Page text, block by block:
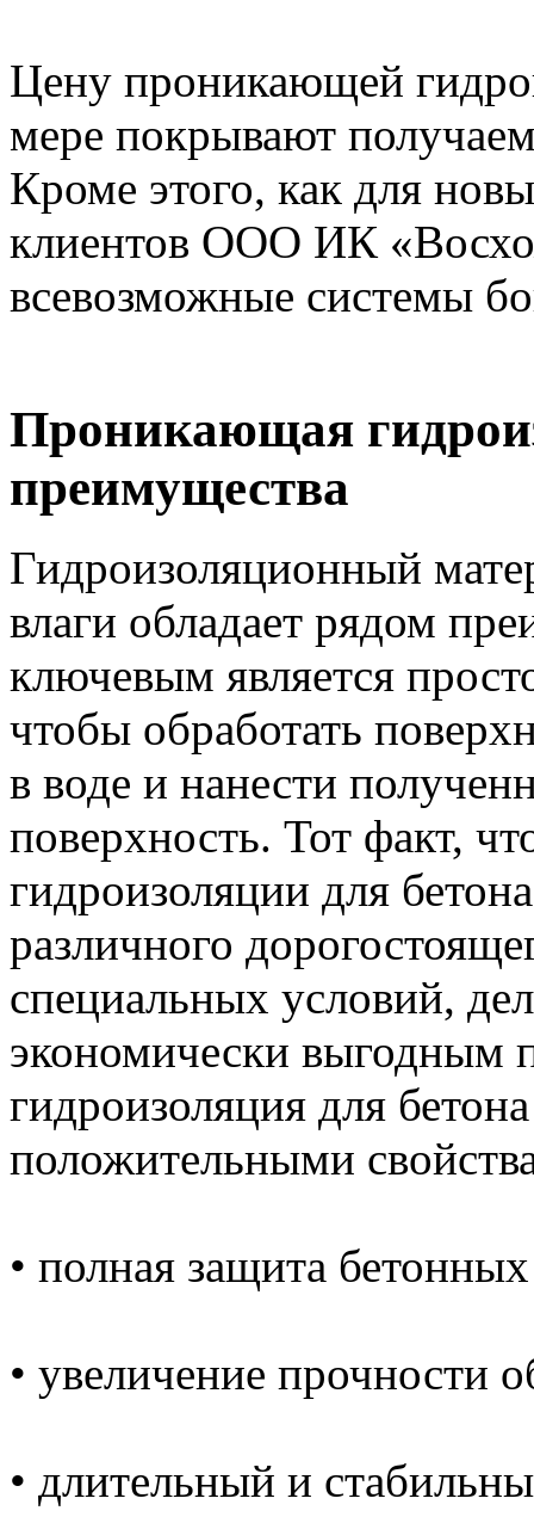
Цену проникающей
мере покрывают
Кроме этого, как для
клиентов ООО ИК
всевозможные системы
Проникающая
преимущества
Гидроизоляционный
влаги обладает рядом
ключевым является
чтобы обработать
в воде и нанести
поверхность. Тот факт,
гидроизоляции для бетона
различного
специальных условий,
экономически выгодным
гидроизоляция для бетона
положительными
• полная защита
• увеличение прочности
• длительный и